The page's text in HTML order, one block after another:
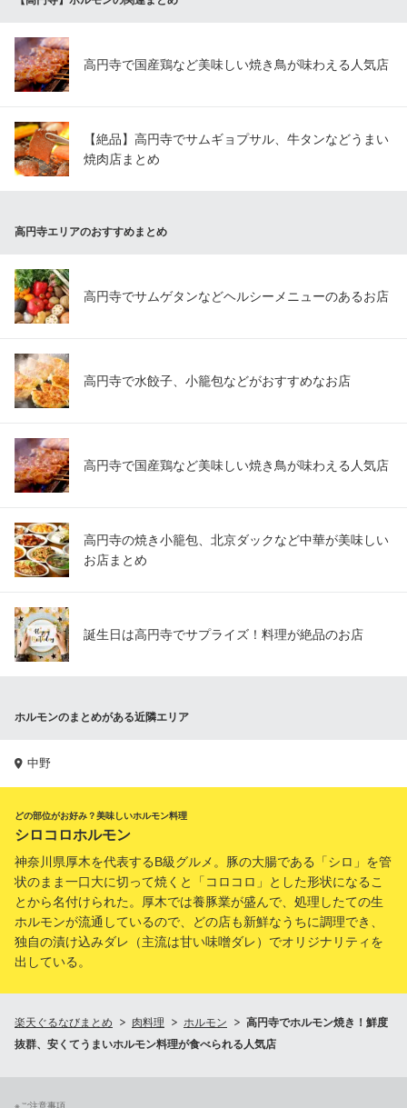
高円寺の焼肉＆ホルモン
東京都杉並区高円寺北2-7-13 フジイビル1F
高円寺で国産鶏など美味しい焼き鳥が味わえる人気店
【絶品】高円寺でサムギョプサル、牛タンなどうまい
焼肉店まとめ
高円寺エリアのおすすめまとめ
高円寺でサムゲタンなどヘルシーメニューのあるお店
高円寺で水餃子、小籠包などがおすすめなお店
高円寺で国産鶏など美味しい焼き鳥が味わえる人気店
高円寺の焼き小籠包、北京ダックなど中華が美味しい
お店まとめ
誕生日は高円寺でサプライズ！料理が絶品のお店
ホルモンのまとめがある近隣エリア
中野
どの部位がお好み？美味しいホルモン料理
シロコロホルモン
神奈川県厚木を代表するB級グルメ。豚の大腸である「シロ」を管
状のまま一口大に切って焼くと「コロコロ」とした形状になるこ
とから名付けられた。厚木では養豚業が盛んで、処理したての生
ホルモンが流通しているので、どの店も新鮮なうちに調理でき、
独自の漬け込みダレ（主流は甘い味噌ダレ）でオリジナリティを
出している。
楽天ぐるなびまとめ 肉料理 ホルモン
高円寺でホルモン焼き！鮮度
抜群、安くてうまいホルモン料理が食べられる人気店
※ご注意事項